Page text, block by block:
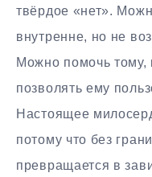
твёрдое «нет».
внутренне, но не
Можно помочь тому,
позволять ему
Настоящее
потому что без
превращается в